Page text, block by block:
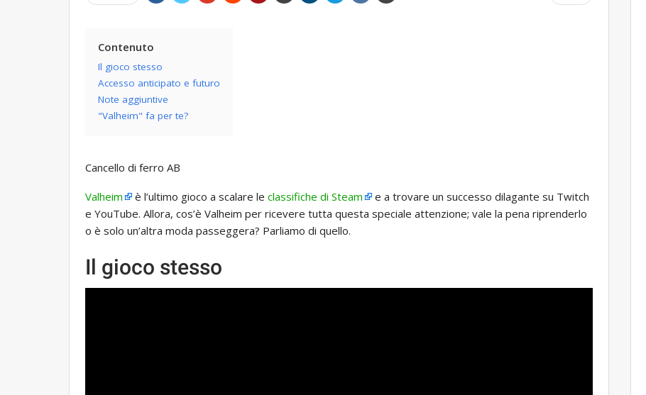
Contenuto
Il gioco stesso
Accesso anticipato e futuro
Note aggiuntive
"Valheim" fa per te?
Cancello di ferro AB
Valheim è l’ultimo gioco a scalare le classifiche di Steam
e a trovare un successo dilagante su Twitch
e YouTube. Allora, cos’è Valheim per ricevere tutta questa speciale attenzione; vale la pena riprenderlo
o è solo un’altra moda passeggera? Parliamo di quello.
Il gioco stesso